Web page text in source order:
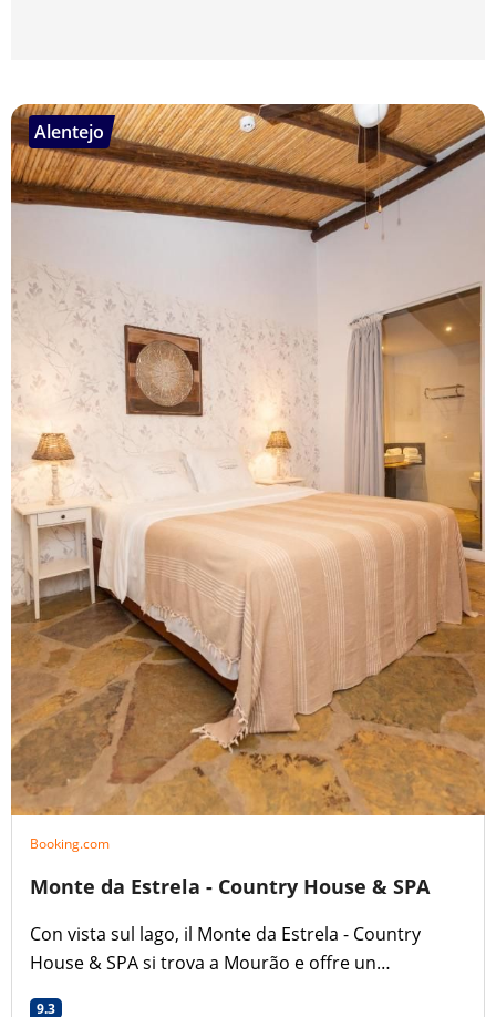
Alentejo
Booking.com
Monte da Estrela - Country House & SPA
Con vista sul lago, il Monte da Estrela - Country
House & SPA si trova a Mourão e offre un
9.3